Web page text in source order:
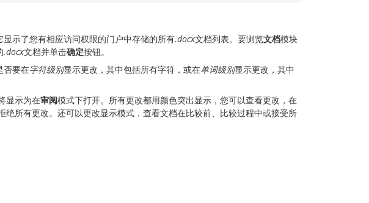
显示了您有相应访问权限的门户中存储的所有.docx文档列表。要浏览文档模块
.docx文档并单击确定按钮。
否要在字符级别显示更改，其中包括所有字符，或在单词级别显示更改，其中
显示为在审阅模式下打开。所有更改都用颜色突出显示，您可以查看更改，在
所有更改。还可以更改显示模式，查看文档在比较前、比较过程中或接受所